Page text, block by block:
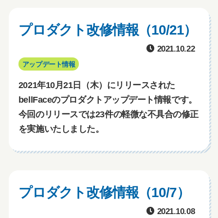
プロダクト改修情報（10/21）
2021.10.22
アップデート情報
2021年10月21日（木）にリリースされた
bellFaceのプロダクトアップデート情報です。
今回のリリースでは23件の軽微な不具合の修正
を実施いたしました。
プロダクト改修情報（10/7）
2021.10.08